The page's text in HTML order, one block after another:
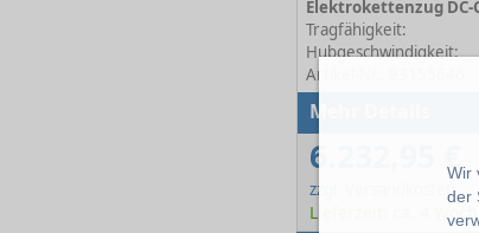
Wir
der
Tragfähigkeit:
Hubgeschwindigkeit:
Artikel-Nr.: 93155646
Mehr Details
6.232,95 €
zzgl. Versandkosten
Lieferzeit: ca. 4